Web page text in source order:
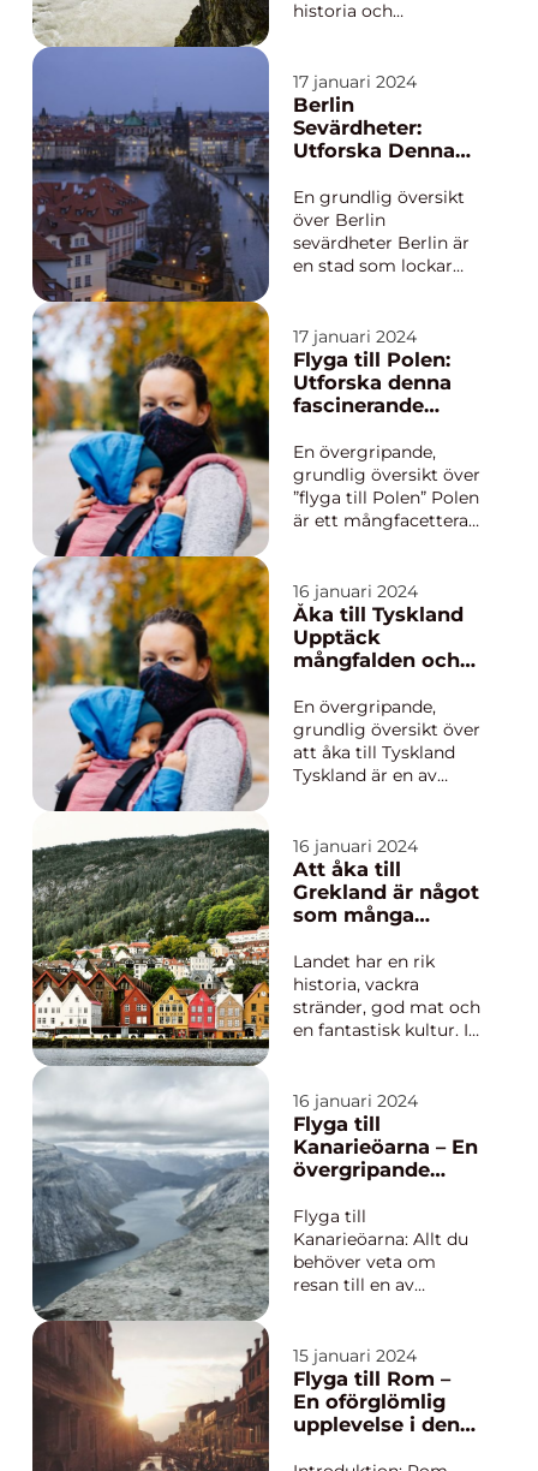
historia och
vi att ge en grundlig
översikt över att åka
till London, presentera
olika typer av resor till
deras skillnader och ta
en...
17 januari 2024
Berlin
Sevärdheter:
Utforska Denna
En grundlig översikt
över Berlin
sevärdheter Berlin är
en stad som lockar
historia och kultur.
Staden har en mängd
sevärdheter som
erbjuder något för
platser till moderna
konstgallerier. B...
17 januari 2024
Flyga till Polen:
Utforska denna
fascinerande
En övergripande,
grundlig översikt över
”flyga till Polen” Polen
är ett mångfacetterat
kultur, enastående
arkitektur och vacker
natur. Att flyga till
Polen är en populär
privatpersone...
16 januari 2024
Åka till Tyskland
Upptäck
mångfalden och
En övergripande,
grundlig översikt över
att åka till Tyskland
Tyskland är en av
destinationer för
resenärer från hela
världen. Med sin
mångfald av
historia, kultur och
natursköna landskap
erbjuder Tyskland
något...
16 januari 2024
Att åka till
Grekland är något
som många
Landet har en rik
historia, vackra
stränder, god mat och
en fantastisk kultur. I
grundlig överblick
över att åka till
Grekland, presentera
olika typer av resor
skiljer sig åt, diskutera
för- o...
16 januari 2024
Flyga till
Kanarieöarna – En
övergripande
Flyga till
Kanarieöarna: Allt du
behöver veta om
resan till en av
baddestinationer
Introduktion:
Kanarieöarna, belägna
i Atlanten utanför
15 januari 2024
Flyga till Rom –
En oförglömlig
upplevelse i den